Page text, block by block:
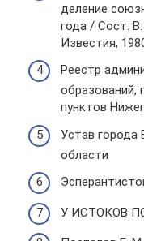
деление
года / Сост.
Известия,
Реестр
образований,
пунктов
Устав города
области
У ИСТОКОВ